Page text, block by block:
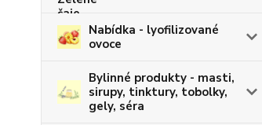
Nabídka - lyofilizované
ovoce
Bylinné produkty - masti,
sirupy, tinktury, tobolky,
gely, séra